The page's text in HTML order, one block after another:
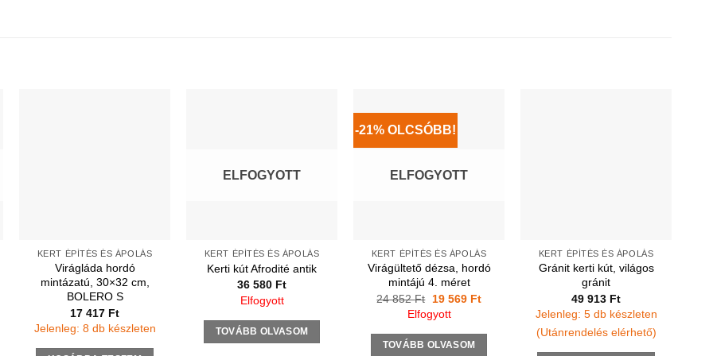
KERT ÉPÍTÉS ÉS ÁPOLÁS
Virágláda hordó
mintázatú, 30×32 cm,
BOLERO S
17 417 Ft
Jelenleg: 8 db készleten
ELFOGYOTT
KERT ÉPÍTÉS ÉS ÁPOLÁS
Kerti kút Afrodité antik
36 580 Ft
Elfogyott
TOVÁBB OLVASOM
-21% OLCSÓBB!
ELFOGYOTT
KERT ÉPÍTÉS ÉS ÁPOLÁS
Virágültető dézsa, hordó
mintájú 4. méret
24 852Ft
Original
price
was:
24
852 Ft.
19 569 FtCurrent
19
Elfogyott
TOVÁBB OLVASOM
KERT ÉPÍTÉS ÉS ÁPOLÁS
Gránit kerti kút, világos
gránit
49 913 Ft
Jelenleg: 5 db készleten
(Utánrendelés elérhető)